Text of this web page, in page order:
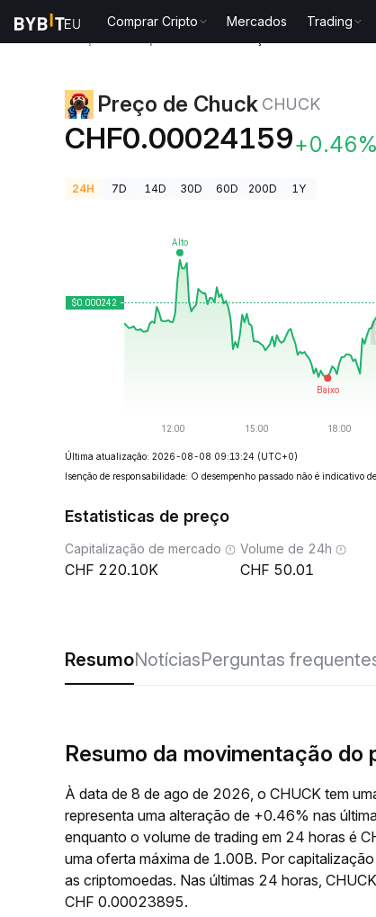
Comprar Cripto Mercados Trading
Preço de Chuck CHUCK
CHF0.00024159+0.46%
24H 7D 14D 30D 60D 200D 1Y
Última atualização: 2026-08-08 09:13:24 (UTC+0)
Isenção de responsabilidade: O desempenho passado não é indicativo
Estatisticas de preço
Capitalização de mercado
220.10K
Volume de 24h
50.01
ResumoNotíciasPerguntas
Resumo da movimentação do
À data de 8 de ago de 2026, o CHUCK tem
representa uma alteração de +0.46% nas
enquanto o volume de trading em 24 horas é
uma oferta máxima de 1.00B. Por
as criptomoedas. Nas últimas 24 horas,
CHF 0.00023895.